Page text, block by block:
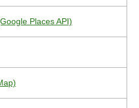
Places API)